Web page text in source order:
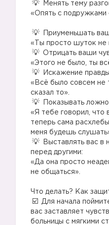
Менять тему
«Опять с подружками
Приуменьшать
«Ты просто шуток не
Отрицать ваши
«Этого не было, ты
Искажение
«Всё было совсем не
сказал то». ⠀
Показывать
«Я тебе говорил, что
теперь сама
меня будешь
Выставлять вас в
перед другими:
«Да она просто
не общаться».
Что делать? Как
Для начала
вас заставляет
больницы с мягкими